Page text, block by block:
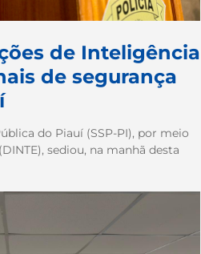
de Inteligência
de segurança
do Piauí (SSP-PI), por meio
sediou, na manhã desta